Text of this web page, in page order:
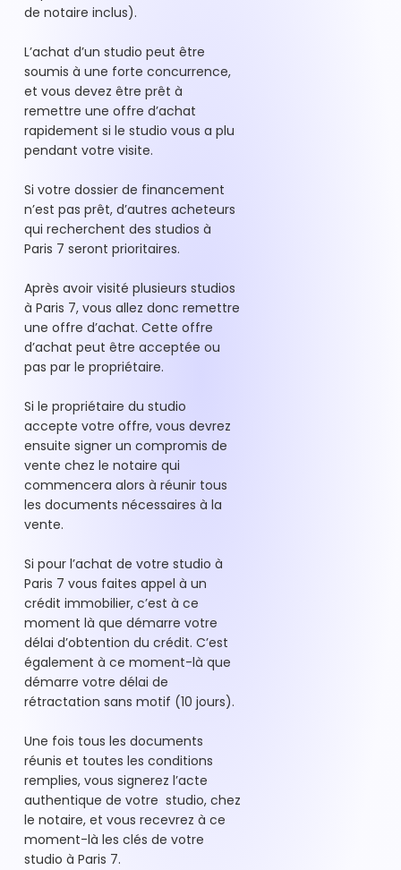
de notaire inclus).
L’achat d’un studio peut être
soumis à une forte concurrence,
et vous devez être prêt à
remettre une offre d’achat
rapidement si le studio vous a plu
pendant votre visite.
Si votre dossier de financement
n’est pas prêt, d’autres acheteurs
qui recherchent des studios à
Paris 7 seront prioritaires.
Après avoir visité plusieurs studios
à Paris 7, vous allez donc remettre
une offre d’achat. Cette offre
d’achat peut être acceptée ou
pas par le propriétaire.
Si le propriétaire du studio
accepte votre offre, vous devrez
ensuite signer un compromis de
vente chez le notaire qui
commencera alors à réunir tous
les documents nécessaires à la
vente.
Si pour l’achat de votre studio à
Paris 7 vous faites appel à un
crédit immobilier, c’est à ce
moment là que démarre votre
délai d’obtention du crédit. C’est
également à ce moment-là que
démarre votre délai de
rétractation sans motif (10 jours).
Une fois tous les documents
réunis et toutes les conditions
remplies, vous signerez l’acte
authentique de votre studio, chez
le notaire, et vous recevrez à ce
moment-là les clés de votre
studio à Paris 7.